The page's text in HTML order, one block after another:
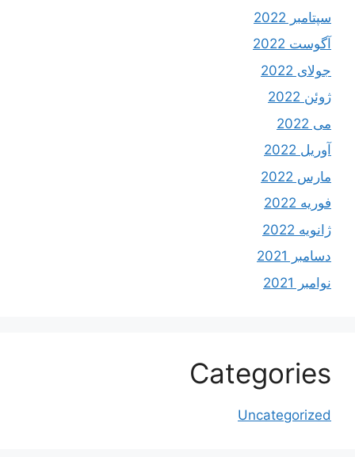
سپتامبر 2022
آگوست 2022
جولای 2022
ژوئن 2022
می 2022
آوریل 2022
مارس 2022
فوریه 2022
ژانویه 2022
دسامبر 2021
نوامبر 2021
Categories
Uncategorized